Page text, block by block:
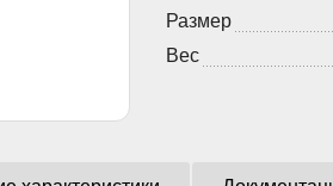
Размер
Вес